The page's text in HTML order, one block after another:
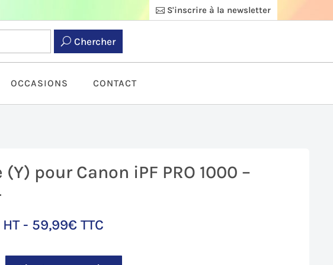
S'inscrire à la newsletter
Chercher
OCCASIONS CONTACT
(Y) pour Canon iPF PRO 1000 –
HT - 59,99€ TTC